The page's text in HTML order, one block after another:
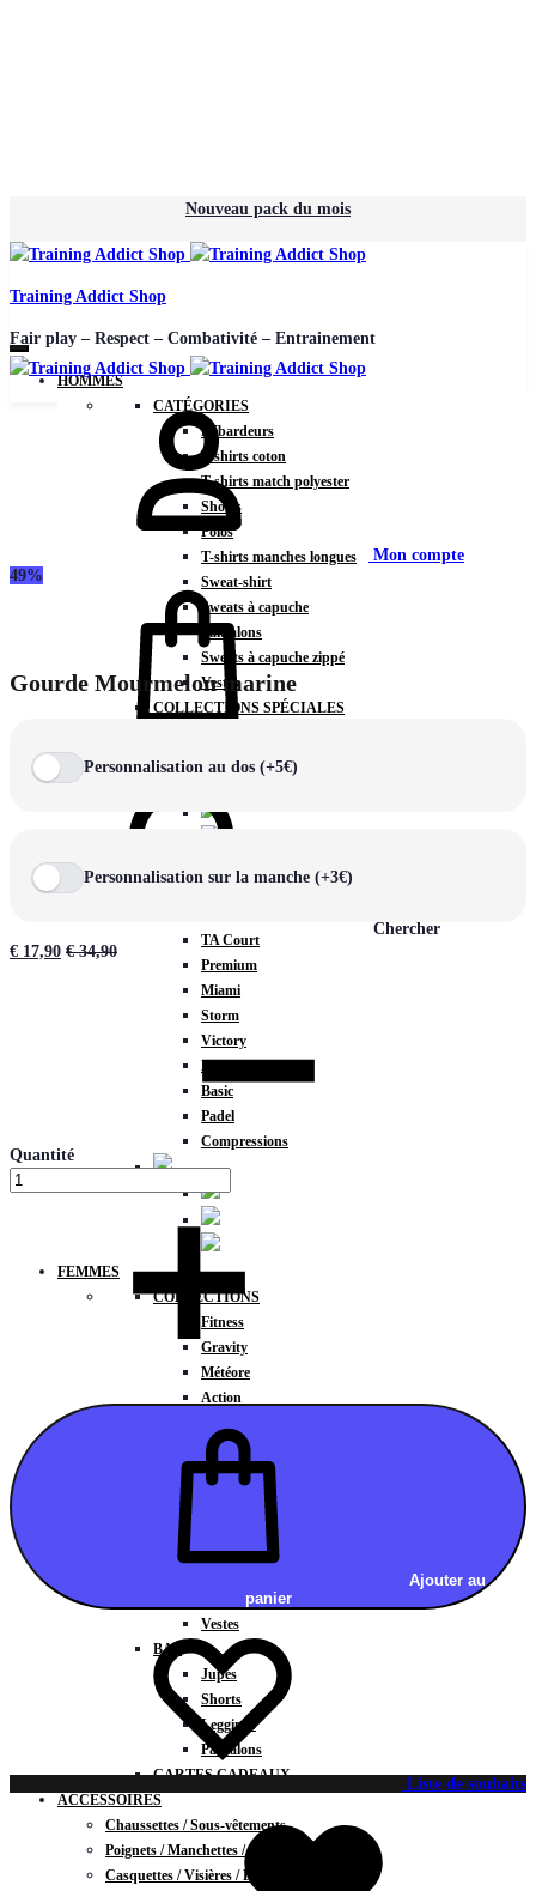
Nouveau pack du mois
Training Addict Shop
Fair play – Respect – Combativité – Entrainement
HOMMES
CATÉGORIES
Débardeurs
T-shirts coton
T-shirts match polyester
Shorts
Polos
T-shirts manches longues
Sweat-shirt
Sweats à capuche
Pantalons
Sweats à capuche zippé
Vestes
COLLECTIONS SPÉCIALES
TA Court
Premium
Miami
Storm
Victory
Météore
Basic
Padel
Compressions
FEMMES
COLLECTIONS
Fitness
Gravity
Météore
Action
Brassières
Débardeurs
T-shirts manches courtes
T-shirts manches longues
Sweat-shirts
Sweats à capuche zippé
Vestes
BAS
Jupes
Shorts
Leggings
Pantalons
CARTES CADEAUX
ACCESSOIRES
Chaussettes / Sous-vêtements
Poignets / Manchettes / Gants
Casquettes / Visières / Bandeaux
Mon compte
Chercher
49%
Gourde Mourmelon marine
Personnalisation au dos (+5€)
Personnalisation sur la manche (+3€)
€ 17,90 €34,90
Quantité
Ajouter au
panier
Liste de souhaits